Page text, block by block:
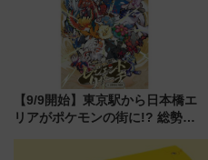
【9/9開始】東京駅から日本橋エ
リアがポケモンの街に!? 総勢
リサーチ」本格謎解き・グッズ